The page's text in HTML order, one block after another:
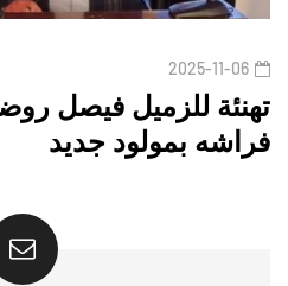
2025-11-06
تهنئة للزميل فيصل
فراشه بمولود جديد